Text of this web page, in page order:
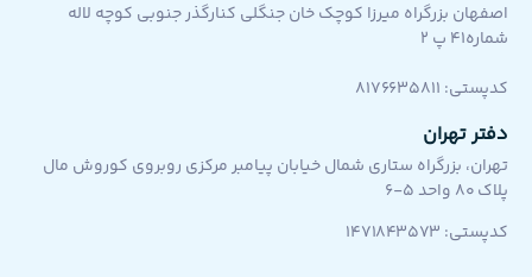
اصفهان بزرگراه میرزا کوچک خان جنگلی کنارگذر جنوبی کوچه لاله
شماره۴۱ پ ۲
کد‌پستی: 8176635811
دفتر تهران
تهران، بزرگراه ستاری شمال خیابان پیامبر مرکزی روبروی کوروش مال
پلاک 80 واحد 5-6
کدپستی: ۱۴۷۱۸۴۳۵۷۳